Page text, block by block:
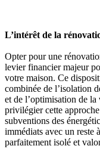
L’intérêt de la
Opter pour une
levier financier majeur
votre maison. Ce
combinée de l’isolation
et de l’optimisation de
privilégier cette
subventions des
immédiats avec un reste
parfaitement isolé et